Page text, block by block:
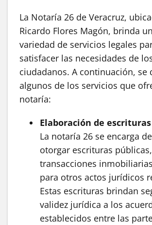
La Notaría 26 de Veracruz,
Ricardo Flores Magón, brinda
variedad de servicios legales
satisfacer las necesidades de
ciudadanos. A continuación, se
algunos de los servicios que
notaría:
Elaboración de
La notaría 26 se encarga
otorgar escrituras
transacciones
para otros actos jurídicos
Estas escrituras brindan
validez jurídica a los
establecidos entre las